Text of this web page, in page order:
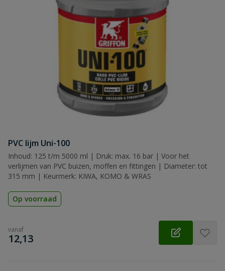
PVC lijm Uni-100
Inhoud: 125 t/m 5000 ml | Druk: max. 16 bar | Voor het
verlijmen van PVC buizen, moffen en fittingen | Diameter: tot
315 mm | Keurmerk: KIWA, KOMO & WRAS
Op voorraad
vanaf
€
12,13